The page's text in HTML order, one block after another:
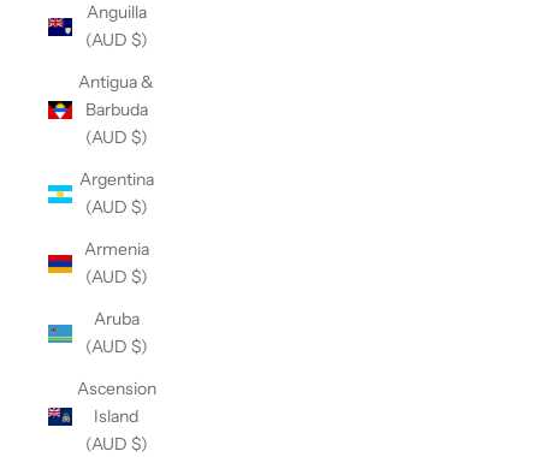
Anguilla
(AUD $)
Antigua &
Barbuda
(AUD $)
Argentina
(AUD $)
Armenia
(AUD $)
Aruba
(AUD $)
Ascension
Island
(AUD $)